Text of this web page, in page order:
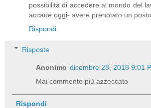
possibilità di accedere al mondo del
accade oggi- avere prenotato un
Rispondi
Risposte
Anonimo dicembre 28, 2018 9:01
Mai commento più azzeccato
Rispondi